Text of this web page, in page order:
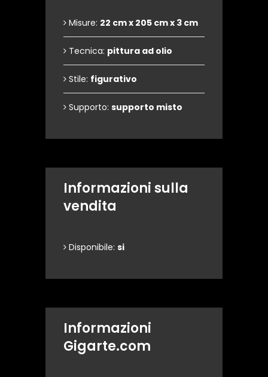
Misure: 22 cm x 205 cm x 3 cm
Tecnica: pittura ad olio
Stile: figurativo
Supporto: supporto misto
Informazioni sulla
vendita
Disponibile: si
Informazioni
Gigarte.com